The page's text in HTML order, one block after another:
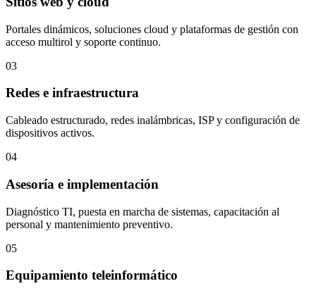
Portales dinámicos, soluciones cloud y plataformas de gestión con
acceso multirol y soporte continuo.
03
Redes e infraestructura
Cableado estructurado, redes inalámbricas, ISP y configuración de
dispositivos activos.
04
Asesoría e implementación
Diagnóstico TI, puesta en marcha de sistemas, capacitación al
personal y mantenimiento preventivo.
05
Equipamiento teleinformático